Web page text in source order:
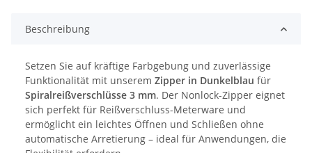
Beschreibung
Setzen Sie auf kräftige Farbgebung und zuverlässige
Funktionalität mit unserem Zipper in Dunkelblau für
Spiralreißverschlüsse 3 mm. Der Nonlock-Zipper eignet
sich perfekt für Reißverschluss-Meterware und
ermöglicht ein leichtes Öffnen und Schließen ohne
automatische Arretierung – ideal für Anwendungen, die